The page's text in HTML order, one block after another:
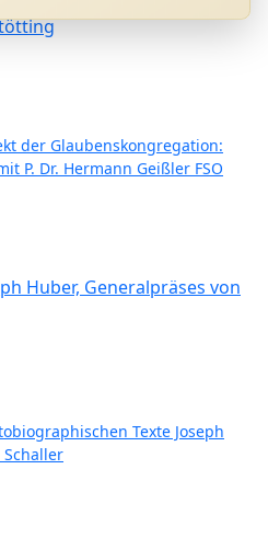
der Glaubenskongregation:
P. Dr. Hermann Geißler FSO
Huber, Generalpräses von
Texte Joseph